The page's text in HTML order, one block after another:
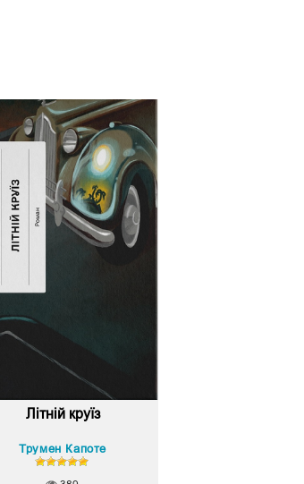
Літній круїз
Трумен Капоте